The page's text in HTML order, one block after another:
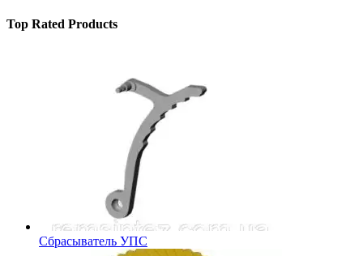
Top Rated Products
Сбрасыватель УПС